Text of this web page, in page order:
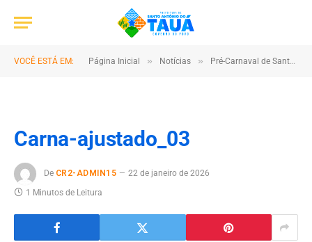
VOCÊ ESTÁ EM: Página Inicial » Notícias » Pré-Carnaval de Santo Antônio do Tauá 2026 tem programação oficial divulgada com três finais de semana de festa
Carna-ajustado_03
De CR2-ADMIN15
22 de janeiro de 2026
1 Minutos de Leitura